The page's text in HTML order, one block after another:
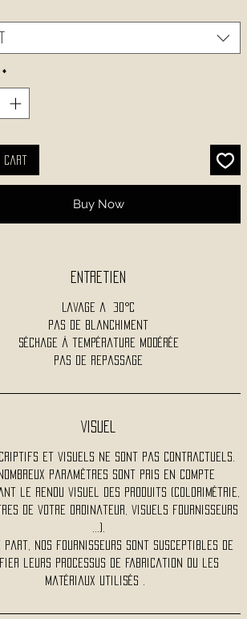
*
Cart
Buy Now
Entretien
Lavage a 30°C
Pas de blanchiment
Séchage à température modérée
Pas de repassage
Visuel
et visuels ne sont pas contractuels.
nombreux paramètres sont pris en compte
le rendu visuel des produits (colorimétrie,
de votre ordinateur, visuels fournisseurs
part, nos fournisseurs sont susceptibles de
leurs processus de fabrication ou les
matériaux utilisés .